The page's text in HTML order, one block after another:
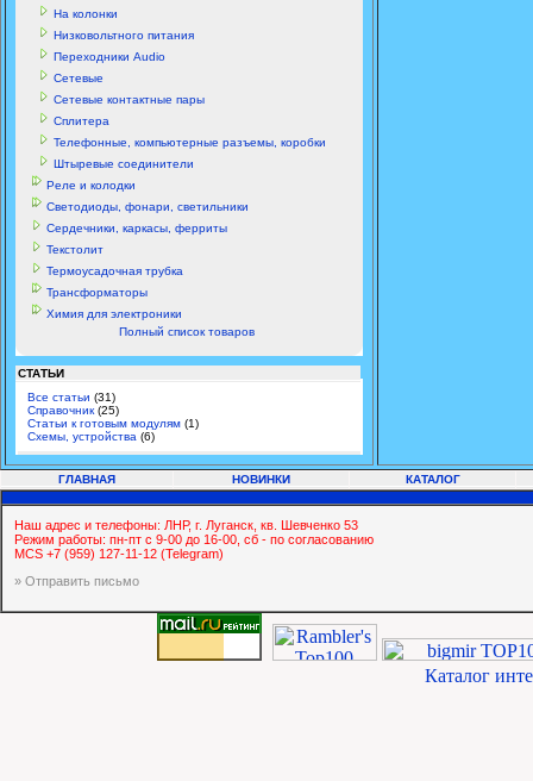
На колонки
Низковольтного питания
Переходники Audio
Сетевые
Сетевые контактные пары
Сплитера
Телефонные, компьютерные разъемы, коробки
Штыревые соединители
Реле и колодки
Светодиоды, фонари, светильники
Сердечники, каркасы, ферриты
Текстолит
Термоусадочная трубка
Трансформаторы
Химия для электроники
Полный список товаров
СТАТЬИ
Все статьи (31)
Справочник (25)
Статьи к готовым модулям (1)
Схемы, устройства (6)
ГЛАВНАЯ НОВИНКИ КАТАЛОГ
Наш адрес и телефоны: ЛНР, г. Луганск, кв. Шевченко 53
Режим работы: пн-пт с 9-00 до 16-00, сб - по согласованию
MCS +7 (959) 127-11-12 (Telegram)
» Отправить письмо
Каталог